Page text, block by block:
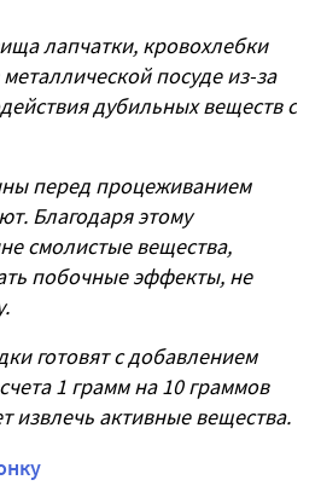
лапчатки, кровохлебки
посуде из-за
дубильных веществ с
перед процеживанием
Благодаря этому
смолистые вещества,
побочные эффекты, не
готовят с добавлением
1 грамм на 10 граммов
извлечь активные вещества.